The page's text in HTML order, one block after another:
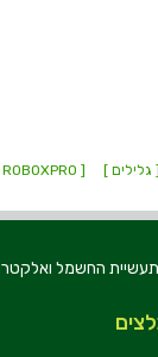
[ גלילים ] [ ROBOXPRO ]
עבודה לתעשיית החשמל